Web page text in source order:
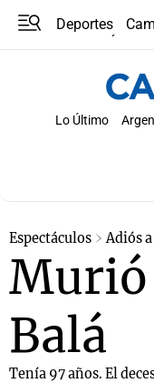
Deportes
Lo Último
Espectáculos Adiós
Balá
Tenía 97 años. El